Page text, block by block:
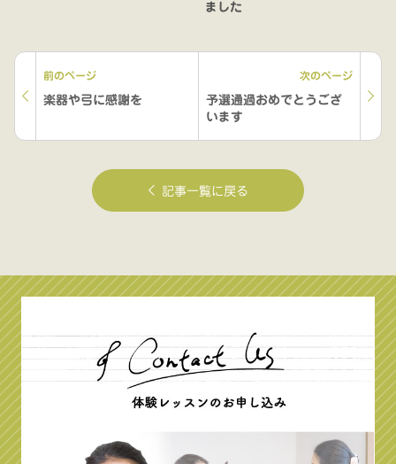
ました
前のページ
楽器や弓に感謝を
次のページ
予選通過おめでとうござ
います
記事一覧に戻る